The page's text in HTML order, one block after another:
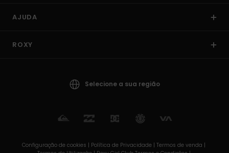
AJUDA
ROXY
Selecione a sua região
Configuração de cookies | Política de Privacidade | Termos de venda |